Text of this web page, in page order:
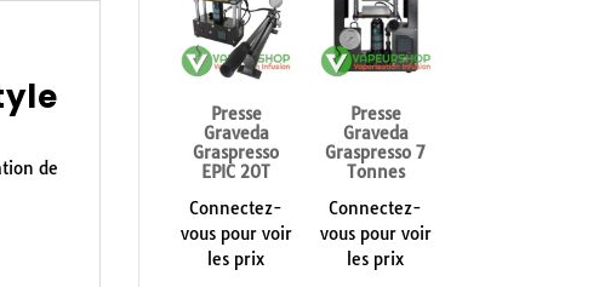
de
Presse
Graveda
Graspresso
EPIC 20T
Connectez-
vous pour voir
les prix
Presse
Graveda
Graspresso 7
Tonnes
Connectez-
vous pour voir
les prix